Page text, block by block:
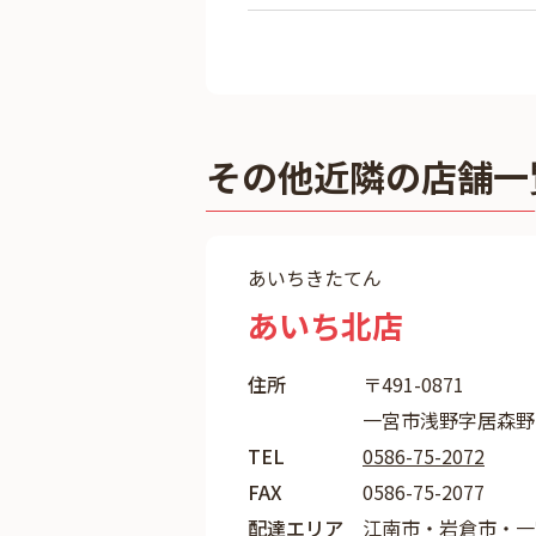
その他近隣の店舗
あいちきたてん
あいち北店
住所
〒491-0871
一宮市浅野字居森
TEL
0586-75-2072
FAX
0586-75-2077
配達エリア
江南市・岩倉市・